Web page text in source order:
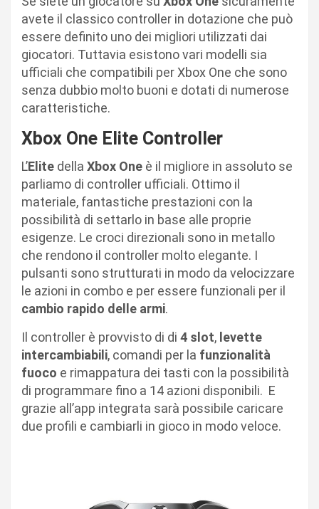
avete il classico controller in dotazione che può
essere definito uno dei migliori utilizzati dai
giocatori. Tuttavia esistono vari modelli sia
ufficiali che compatibili per Xbox One che sono
senza dubbio molto buoni e dotati di numerose
caratteristiche.
Xbox One Elite Controller
L’Elite della Xbox One è il migliore in assoluto se
parliamo di controller ufficiali. Ottimo il
materiale, fantastiche prestazioni con la
possibilità di settarlo in base alle proprie
esigenze. Le croci direzionali sono in metallo
che rendono il controller molto elegante. I
pulsanti sono strutturati in modo da velocizzare
le azioni in combo e per essere funzionali per il
cambio rapido delle armi.
Il controller è provvisto di di 4 slot, levette
intercambiabili, comandi per la funzionalità
fuoco e rimappatura dei tasti con la possibilità
di programmare fino a 14 azioni disponibili. E
grazie all’app integrata sarà possibile caricare
due profili e cambiarli in gioco in modo veloce.